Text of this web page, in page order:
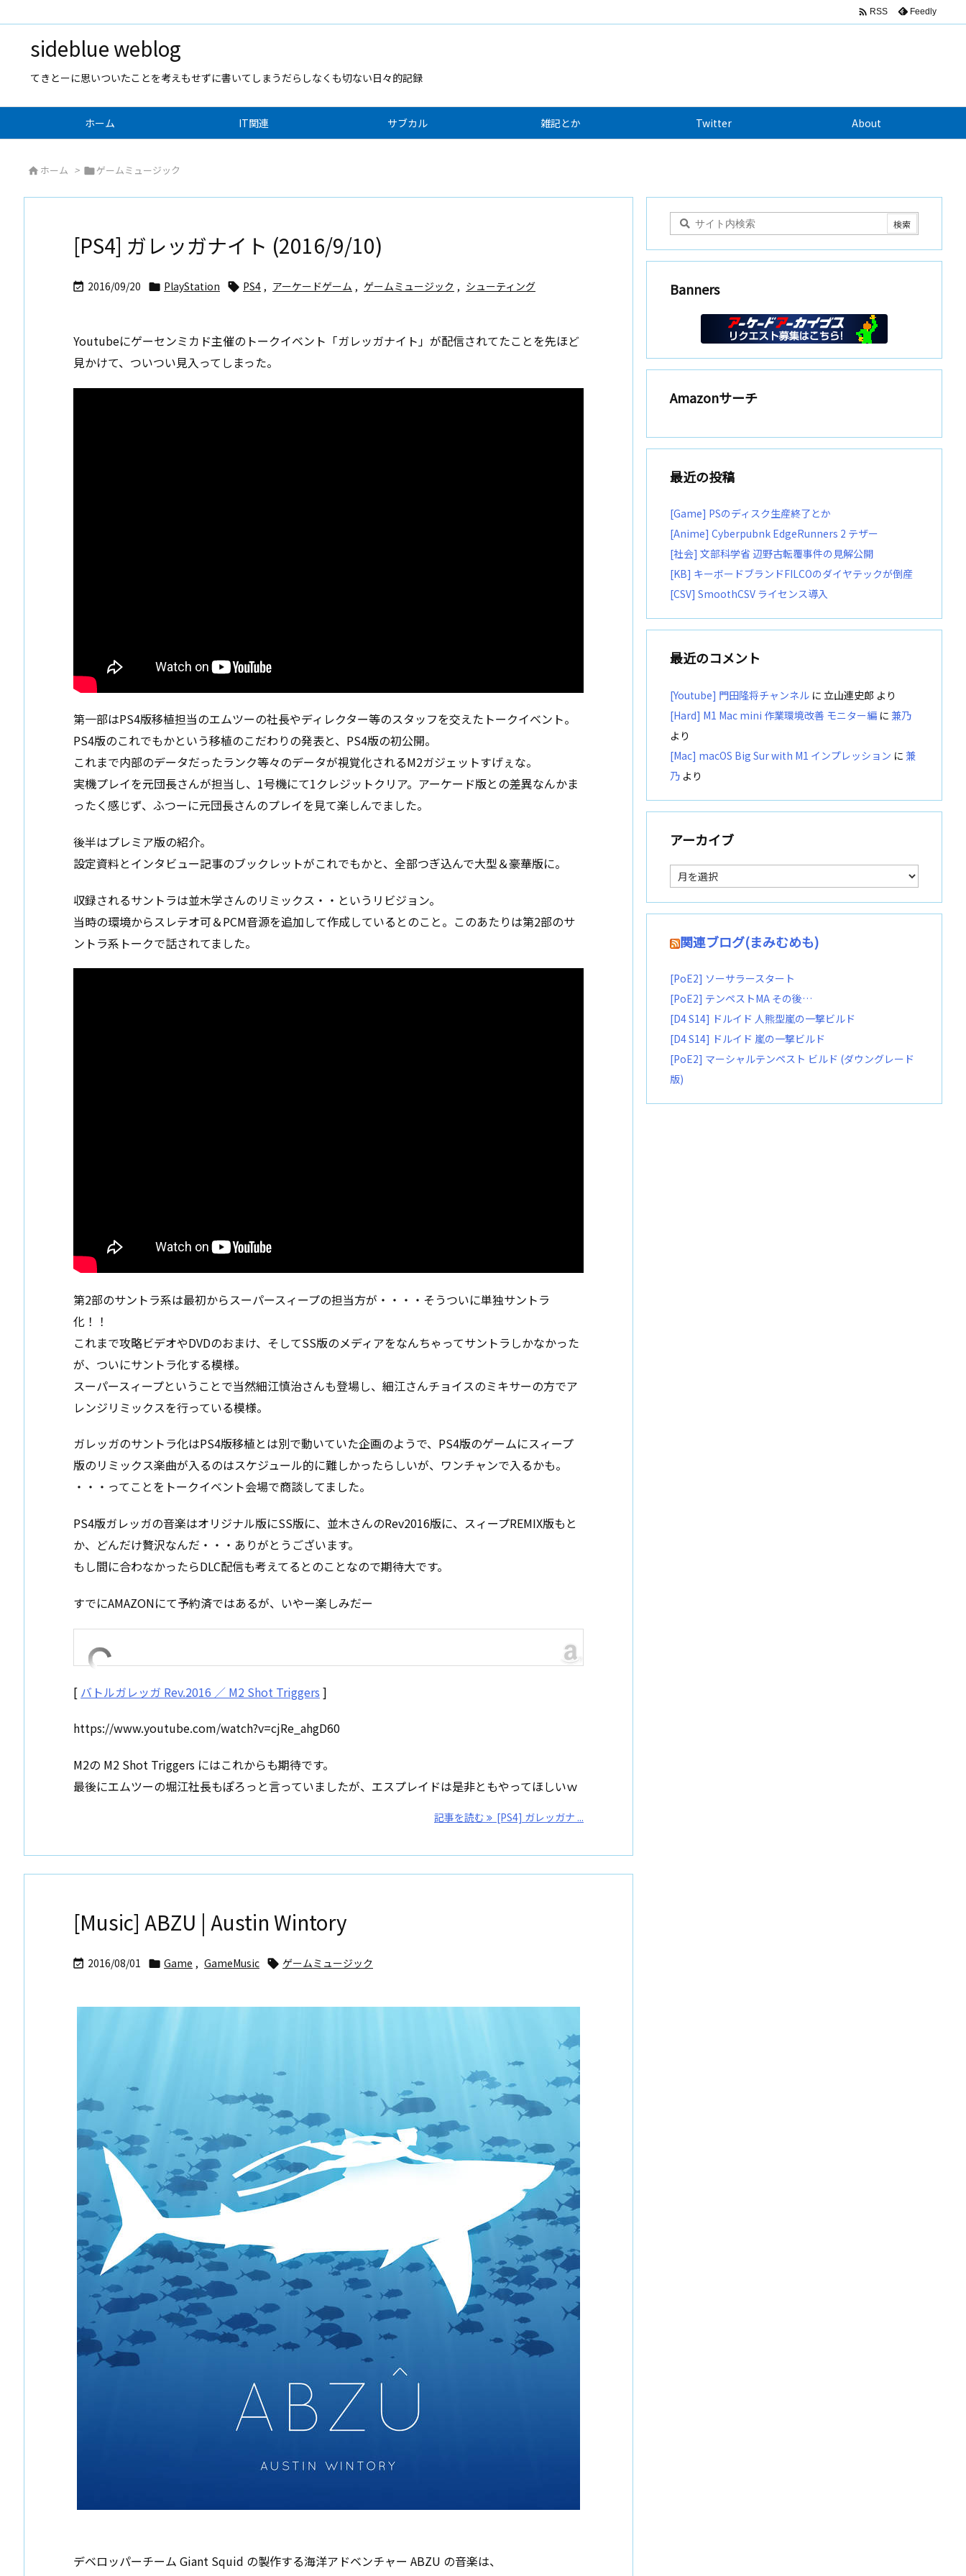
sideblue weblog
てきとーに思いついたことを考えもせずに書いてしまうだらしなくも切ない日々的記録
ホーム IT関連 サブカル 雑記とか Twitter About
 RSS Feedly
 ホーム > ゲームミュージック
[PS4] ガレッガナイト (2016/9/10)
 2016/09/20  PlayStation  PS4 , アーケードゲーム , ゲームミュージック , シューティング
Youtubeにゲーセンミカド主催のトークイベント「ガレッガナイト」が配信されてたことを先ほど
見かけて、ついつい見入ってしまった。
第一部はPS4版移植担当のエムツーの社長やディレクター等のスタッフを交えたトークイベント。
PS4版のこれでもかという移植のこだわりの発表と、PS4版の初公開。
これまで内部のデータだったランク等々のデータが視覚化されるM2ガジェットすげぇな。
実機プレイを元団長さんが担当し、1号機にて1クレジットクリア。アーケード版との差異なんかま
ったく感じず、ふつーに元団長さんのプレイを見て楽しんでました。
後半はプレミア版の紹介。
設定資料とインタビュー記事のブックレットがこれでもかと、全部つぎ込んで大型＆豪華版に。
収録されるサントラは並木学さんのリミックス・・というリビジョン。
当時の環境からスレテオ可＆PCM音源を追加して作成しているとのこと。このあたりは第2部のサ
ントラ系トークで話されてました。
第2部のサントラ系は最初からスーパースィープの担当方が・・・・そうついに単独サントラ
化！！
これまで攻略ビデオやDVDのおまけ、そしてSS版のメディアをなんちゃってサントラしかなかった
が、ついにサントラ化する模様。
スーパースィープということで当然細江慎治さんも登場し、細江さんチョイスのミキサーの方でア
レンジリミックスを行っている模様。
ガレッガのサントラ化はPS4版移植とは別で動いていた企画のようで、PS4版のゲームにスィープ
版のリミックス楽曲が入るのはスケジュール的に難しかったらしいが、ワンチャンで入るかも。
・・・ってことをトークイベント会場で商談してました。
PS4版ガレッガの音楽はオリジナル版にSS版に、並木さんのRev2016版に、スィープREMIX版もと
か、どんだけ贅沢なんだ・・・ありがとうございます。
もし間に合わなかったらDLC配信も考えてるとのことなので期待大です。
すでにAMAZONにて予約済ではあるが、いやー楽しみだー
[ バトルガレッガ Rev.2016 ／ M2 Shot Triggers ]
https://www.youtube.com/watch?v=cjRe_ahgD60
M2の M2 Shot Triggers にはこれからも期待です。
最後にエムツーの堀江社長もぽろっと言っていましたが、エスプレイドは是非ともやってほしいｗ
記事を読む [PS4] ガレッガナ ...
[Music] ABZU | Austin Wintory
 2016/08/01  Game , GameMusic  ゲームミュージック
デベロッパーチーム Giant Squid の製作する海洋アドベンチャー ABZU の音楽は、
Banners
Amazonサーチ
最近の投稿
[Game] PSのディスク生産終了とか
[Anime] Cyberpubnk EdgeRunners 2 テザー
[社会] 文部科学省 辺野古転覆事件の見解公開
[KB] キーボードブランドFILCOのダイヤテックが倒産
[CSV] SmoothCSV ライセンス導入
最近のコメント
[Youtube] 門田隆将チャンネル に 立山連史郎 より
[Hard] M1 Mac mini 作業環境改善 モニター編 に 兼乃
より
[Mac] macOS Big Sur with M1 インプレッション に 兼
乃 より
アーカイブ
ア
ー
カ
イ
関連ブログ(まみむめも)
[PoE2] ソーサラースタート
[PoE2] テンペストMA その後…
[D4 S14] ドルイド 人熊型嵐の一撃ビルド
[D4 S14] ドルイド 嵐の一撃ビルド
[PoE2] マーシャルテンペスト ビルド (ダウングレード
版)